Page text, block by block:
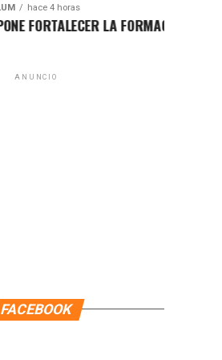
hace 4 horas
LA FORMACIÓN POLÍTICA
ANUNCIO
FACEBOOK